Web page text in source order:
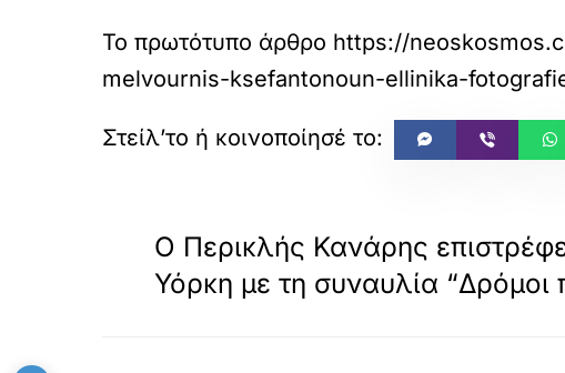
Το πρωτότυπο άρθρο https://
melvournis-ksefantonoun-ellinika-
Ο Περικλής Κανάρης
Υόρκη με τη συναυλία